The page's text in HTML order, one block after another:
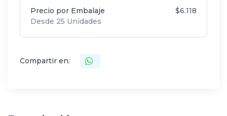
Precio por Embalaje
Desde 25 Unidades
$6.118
Compartir en: